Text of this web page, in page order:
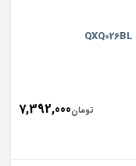
تومان7,392,000